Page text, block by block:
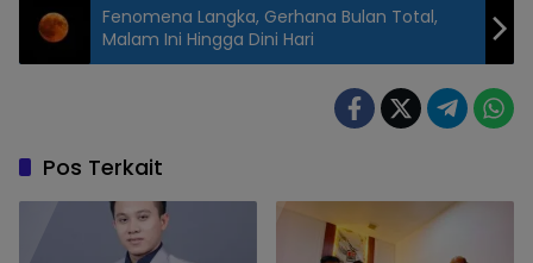
Rembang
Fenomena Langka, Gerhana Bulan Total,
Malam Ini Hingga Dini Hari
Pos Terkait